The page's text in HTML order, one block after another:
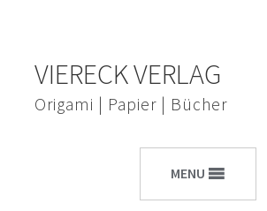
Navigation
springen
Inhalt
springen
VIERECK VERLAG
Origami | Papier | Bücher
MENU